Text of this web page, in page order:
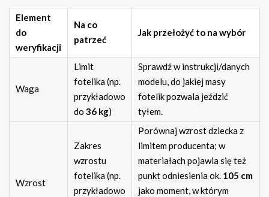
Element
do
weryfikacji
Na co
patrzeć
Jak przełożyć to na wybór
Waga
Limit
fotelika (np.
przykładowo
do 36 kg)
Sprawdź w instrukcji/danych
modelu, do jakiej masy
fotelik pozwala jeździć
tyłem.
Wzrost
Zakres
wzrostu
fotelika (np.
przykładowo
Porównaj wzrost dziecka z
limitem producenta; w
materiałach pojawia się też
punkt odniesienia ok. 105 cm
jako moment, w którym